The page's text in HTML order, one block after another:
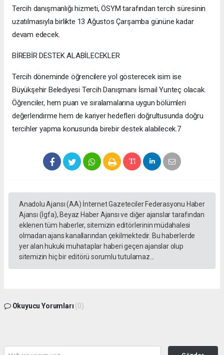
Tercih danışmanlığı hizmeti, ÖSYM tarafından tercih süresinin
uzatılmasıyla birlikte 13 Ağustos Çarşamba gününe kadar
devam edecek.
BİREBİR DESTEK ALABİLECEKLER
Tercih döneminde öğrencilere yol gösterecek isim ise
Büyükşehir Belediyesi Tercih Danışmanı İsmail Yunteç olacak.
Öğrenciler, hem puan ve sıralamalarına uygun bölümleri
değerlendirme hem de kariyer hedefleri doğrultusunda doğru
tercihler yapma konusunda birebir destek alabilecek.7
Anadolu Ajansı (AA) İnternet Gazeteciler Federasyonu Haber
Ajansı (İgfa), Beyaz Haber Ajansı ve diğer ajanslar tarafından
eklenen tüm haberler, sitemizin editörlerinin müdahalesi
olmadan ajans kanallarından çekilmektedir. Bu haberlerde
yer alan hukuki muhataplar haberi geçen ajanslar olup
sitemizin hiç bir editörü sorumlu tutulamaz...
Okuyucu Yorumları (0)